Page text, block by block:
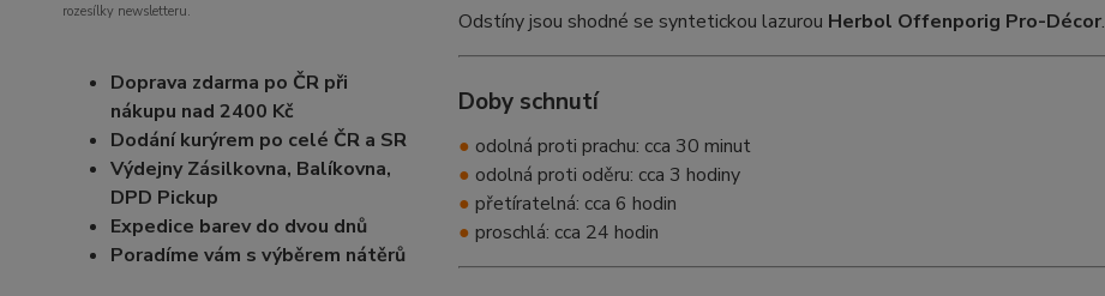
rozesílky newsletteru.
Doprava zdarma po ČR při
nákupu nad 2400 Kč
Dodání kurýrem po celé ČR a SR
Výdejny Zásilkovna, Balíkovna,
DPD Pickup
Expedice barev do dvou dnů
Poradíme vám s výběrem nátěrů
Odstíny jsou shodné se syntetickou lazurou Herbol Offenporig Pro-Décor.
Doby schnutí
● odolná proti prachu: cca 30 minut
● odolná proti oděru: cca 3 hodiny
● přetíratelná: cca 6 hodin
● proschlá: cca 24 hodin